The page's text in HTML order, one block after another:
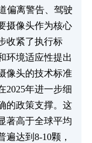
偏离警告、驾驶
摄像头作为核心
收紧了执行标
环境适应性提出
像头的技术标准
2025年进一步细
的政策支撑。这
著高于全球平均
达到8-10颗，